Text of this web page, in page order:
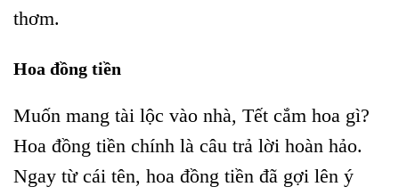
thơm.
Hoa đồng tiền
Muốn mang tài lộc vào nhà, Tết cắm hoa gì?
Hoa đồng tiền chính là câu trả lời hoàn hảo.
Ngay từ cái tên, hoa đồng tiền đã gợi lên ý